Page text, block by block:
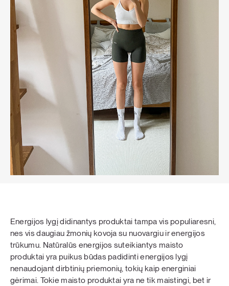
Energijos lygį didinantys produktai tampa vis populiaresni,
nes vis daugiau žmonių kovoja su nuovargiu ir energijos
trūkumu. Natūralūs energijos suteikiantys maisto
produktai yra puikus būdas padidinti energijos lygį
nenaudojant dirbtinių priemonių, tokių kaip energiniai
gėrimai. Tokie maisto produktai yra ne tik maistingi, bet ir